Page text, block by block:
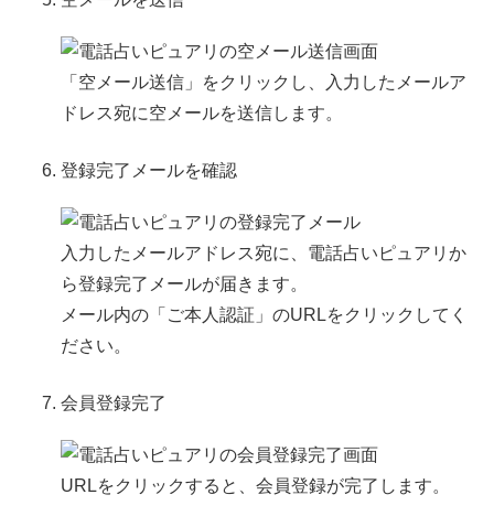
「空メール送信」をクリックし、入力したメールア
ドレス宛に空メールを送信します。
登録完了メールを確認
入力したメールアドレス宛に、電話占いピュアリか
ら登録完了メールが届きます。
メール内の「ご本人認証」のURLをクリックしてく
ださい。
会員登録完了
URLをクリックすると、会員登録が完了します。